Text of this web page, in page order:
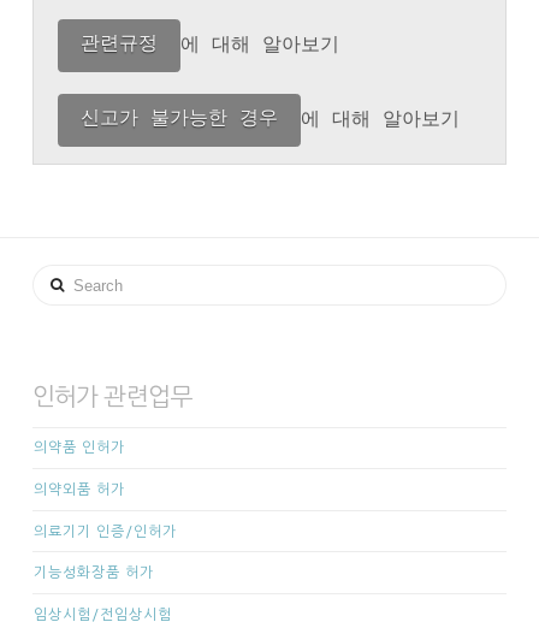
관련규정 에 대해 알아보기
신고가 불가능한 경우 에 대해 알아보기
Search
인허가 관련업무
의약품 인허가
의약외품 허가
의료기기 인증/인허가
기능성화장품 허가
임상시험/전임상시험